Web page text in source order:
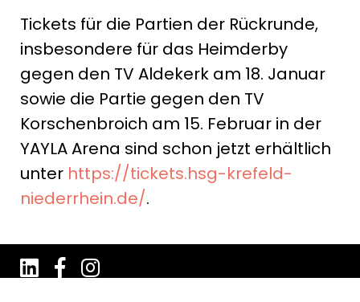
Tickets für die Partien der Rückrunde,
insbesondere für das Heimderby
gegen den TV Aldekerk am 18. Januar
sowie die Partie gegen den TV
Korschenbroich am 15. Februar in der
YAYLA Arena sind schon jetzt erhältlich
unter https://tickets.hsg-krefeld-
niederrhein.de/.